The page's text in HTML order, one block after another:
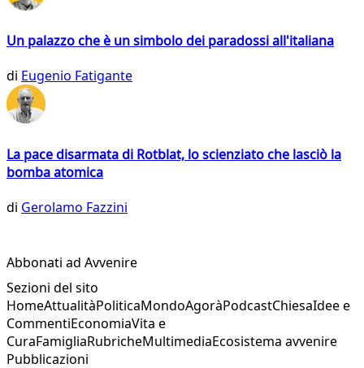
Un palazzo che è un simbolo dei paradossi all'italiana
di Eugenio Fatigante
La pace disarmata di Rotblat, lo scienziato che lasciò la
bomba atomica
di Gerolamo Fazzini
Abbonati ad Avvenire
Sezioni del sito
HomeAttualitàPoliticaMondoAgoràPodcastChiesaIdee e
CommentiEconomiaVita e
CuraFamigliaRubricheMultimediaEcosistema avvenire
Pubblicazioni